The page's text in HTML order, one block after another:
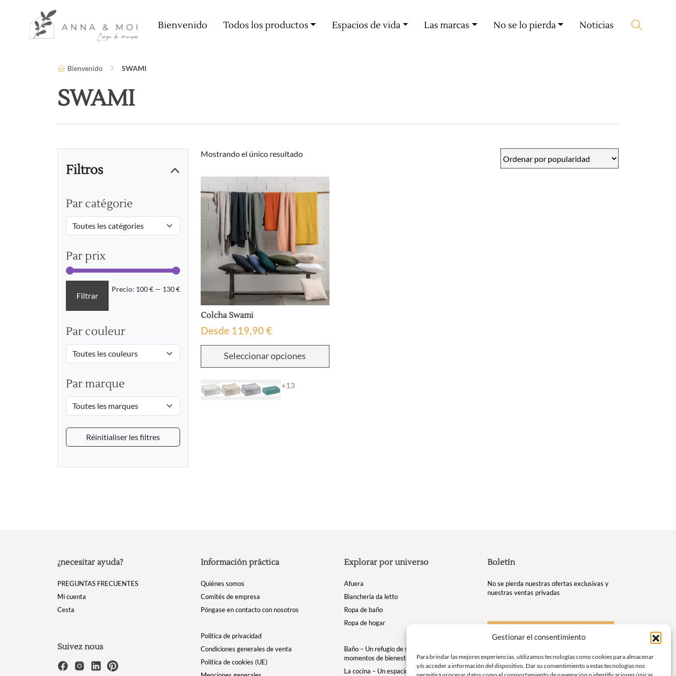
Gestionar el consentimiento
Para brindar las mejores experiencias, utilizamos tecnologías como cookies para almacenar
y/o acceder a información del dispositivo. Dar su consentimiento a estas tecnologías nos
Parámetros de accesibilidad
Bienvenido Todos los productos Espacios de vida Las marcas No se lo pierda Noticias
Bienvenido SWAMI
SWAMI
Filtros
Par catégorie
Par prix
Precio
mínimo
Precio
máximo
Filtrar
Precio: 100 € — 130 €
Par couleur
Par marque
Réinitialiser les filtres
Mostrando el único resultado
Colcha Swami
Desde 119,90 €
Seleccionar opciones
Este
tiene
+13
¿necesitar ayuda?
PREGUNTAS FRECUENTES
Mi cuenta
Cesta
Suivez nous
Información práctica
Quiénes somos
Comités de empresa
Póngase en contacto con nosotros
Política de privacidad
Condiciones generales de venta
Política de cookies (UE)
Explorar por universo
Afuera
Biancheria da letto
Ropa de baño
Ropa de hogar
Baño – Un refugio de suavidad para tus
momentos de bienestar
La cocina – Un espacio para compartir y
Boletín
No se pierda nuestras ofertas exclusivas y
nuestras ventas privadas
S'inscrire à la newsletter